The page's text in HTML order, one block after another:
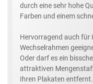
durch eine sehr hohe
Farben und einem
Hervorragend auch für
Wechselrahmen
Oder darf es ein
attraktiven
Ihren Plakaten entfernt.